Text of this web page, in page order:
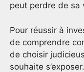
peut perdre de sa
Pour réussir à
de comprendre
de choisir
souhaite